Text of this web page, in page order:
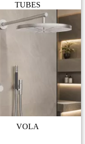
TUBES
VOLA